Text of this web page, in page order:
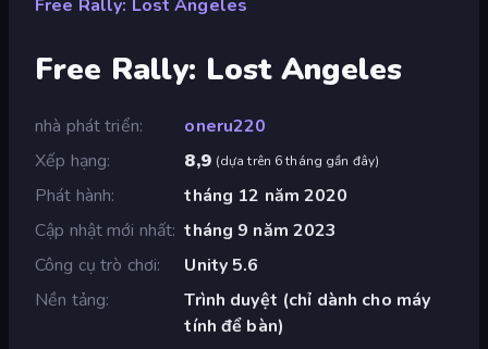
Free Rally: Lost Angeles
Free Rally: Lost Angeles
nhà phát triển
oneru220
Xếp hạng
8,9 (dựa trên 6 tháng gần đây)
Phát hành
tháng 12 năm 2020
Cập nhật mới nhất tháng 9 năm 2023
Công cụ trò chơi
Unity 5.6
Nền tảng
Trình duyệt (chỉ dành cho máy
tính để bàn)